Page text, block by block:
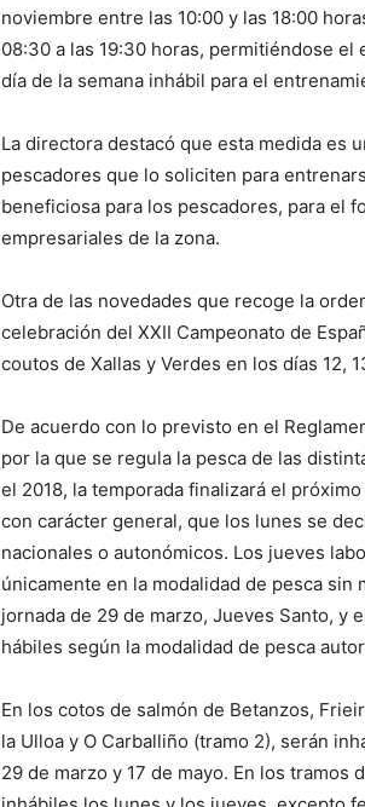
noviembre entre las 10:00 y las 18:00
08:30 a las 19:30 horas, permitiéndose
día de la semana inhábil para el
La directora destacó que esta medida es
pescadores que lo soliciten para
beneficiosa para los pescadores, para el
empresariales de la zona.
Otra de las novedades que recoge la
celebración del XXII Campeonato de
coutos de Xallas y Verdes en los días 12,
De acuerdo con lo previsto en el
por la que se regula la pesca de las
el 2018, la temporada finalizará el
con carácter general, que los lunes se
nacionales o autonómicos. Los jueves
únicamente en la modalidad de pesca sin
jornada de 29 de marzo, Jueves Santo, y
hábiles según la modalidad de pesca
En los cotos de salmón de Betanzos,
la Ulloa y O Carballiño (tramo 2), serán
29 de marzo y 17 de mayo. En los